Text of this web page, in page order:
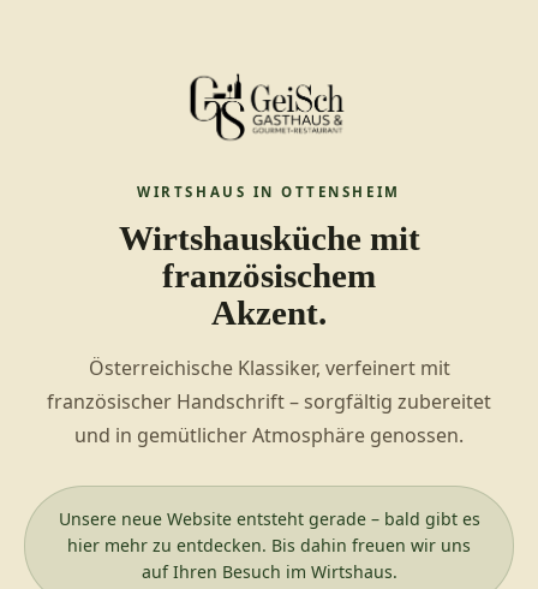
WIRTSHAUS IN OTTENSHEIM
Wirtshausküche mit
französischem
Akzent.
Österreichische Klassiker, verfeinert mit
französischer Handschrift – sorgfältig zubereitet
und in gemütlicher Atmosphäre genossen.
Unsere neue Website entsteht gerade – bald gibt es
hier mehr zu entdecken. Bis dahin freuen wir uns
auf Ihren Besuch im Wirtshaus.